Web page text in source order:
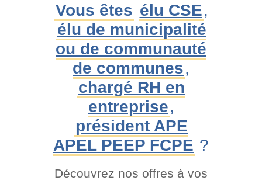
Vous êtes élu CSE,
élu de municipalité
ou de communauté
de communes,
chargé RH en
entreprise,
président APE
APEL PEEP FCPE ?
Découvrez nos offres à vos